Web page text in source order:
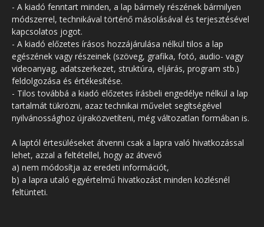
- A kiadó fenntart minden, a lap bármely részének bármilyen
módszerrel, technikával történő másolásával és terjesztésével
kapcsolatos jogot.
- A kiadó előzetes írásos hozzájárulása nélkül tilos a lap
egészének vagy részeinek (szöveg, grafika, fotó, audio- vagy
videoanyag, adatszerkezet, struktúra, eljárás, program stb.)
feldolgozása és értékesítése.
- Tilos továbbá a kiadó előzetes írásbeli engedélye nélkül a lap
tartalmát tükrözni, azaz technikai művelet segítségével
nyilvánossághoz újraközvetíteni, még változatlan formában is.
A laptól értesüléseket átvenni csak a lapra való hivatkozással
lehet, azzal a feltétellel, hogy az átvevő
a) nem módosítja az eredeti információt,
b) a lapra utaló egyértelmű hivatkozást minden közlésnél
feltünteti.